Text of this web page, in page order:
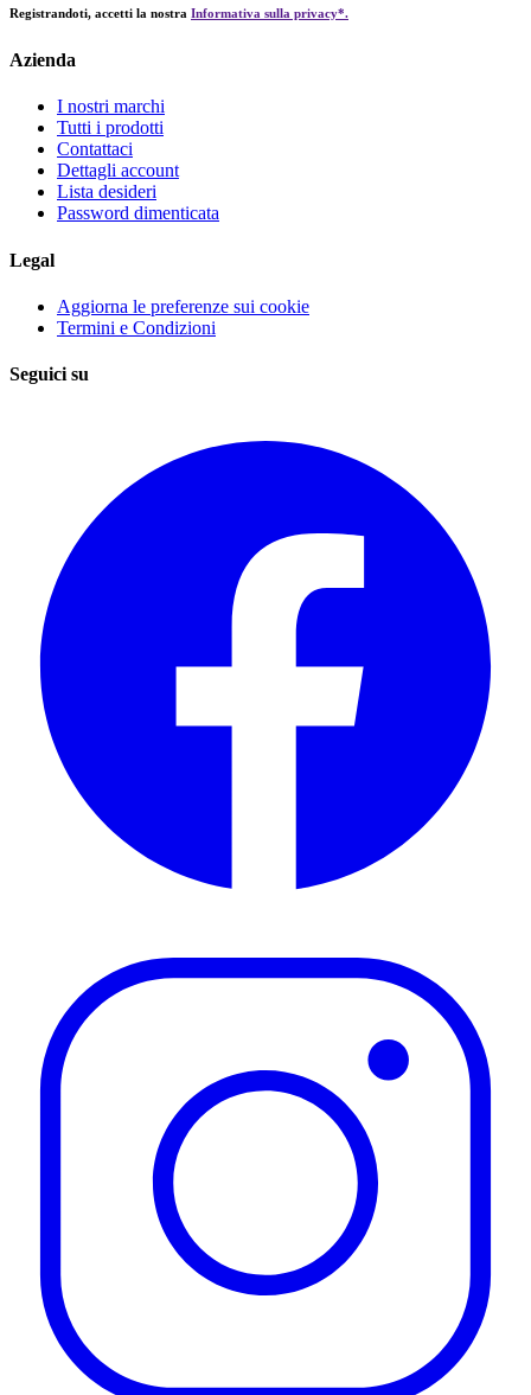
Registrandoti, accetti la nostra Informativa sulla privacy*.
Azienda
I nostri marchi
Tutti i prodotti
Contattaci
Dettagli account
Lista desideri
Password dimenticata
Legal
Aggiorna le preferenze sui cookie
Termini e Condizioni
Seguici su